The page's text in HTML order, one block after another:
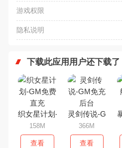
游戏权限
隐私说明
下载此应用用户还下载了
织女星计划-GM免费直充
158M
查看
灵剑传说-GM免
366M
查看